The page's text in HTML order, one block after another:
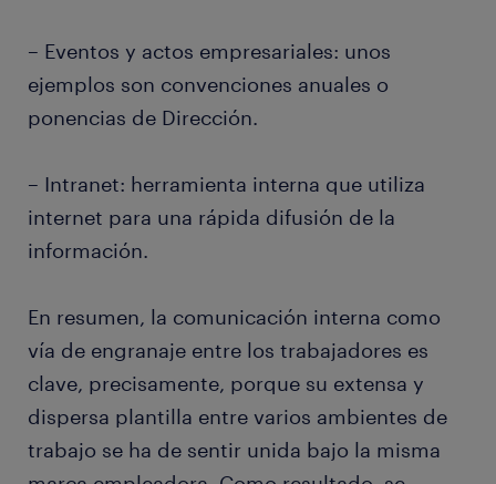
– Eventos y actos empresariales: unos
ejemplos son convenciones anuales o
ponencias de Dirección.
– Intranet: herramienta interna que utiliza
internet para una rápida difusión de la
información.
En resumen, la comunicación interna como
vía de engranaje entre los trabajadores es
clave, precisamente, porque su extensa y
dispersa plantilla entre varios ambientes de
trabajo se ha de sentir unida bajo la misma